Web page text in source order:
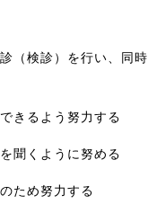
（検診）を行い、同時
きるよう努力する
聞くように努める
ため努力する